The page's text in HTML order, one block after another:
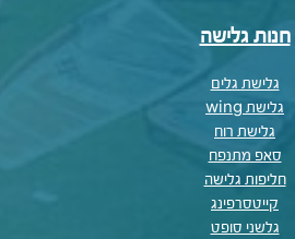
חנות גלישה
גלישת גלים
גלישת wing
גלישת רוח
סאפ מתנפח
חליפות גלישה
קייטסרפינג
גלשני סופט